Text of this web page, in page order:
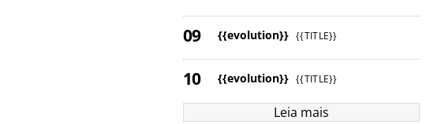
{{evolution}} {{TITLE}}
{{evolution}} {{TITLE}}
Leia mais